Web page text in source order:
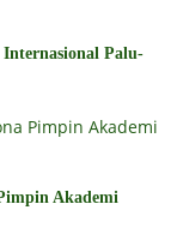
Palu-
Akademi